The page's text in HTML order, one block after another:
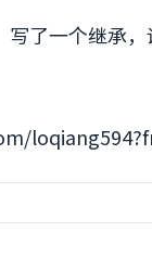
了一个继承